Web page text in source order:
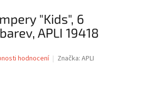
"Kids", 6
APLI 19418
hodnocení Značka: APLI